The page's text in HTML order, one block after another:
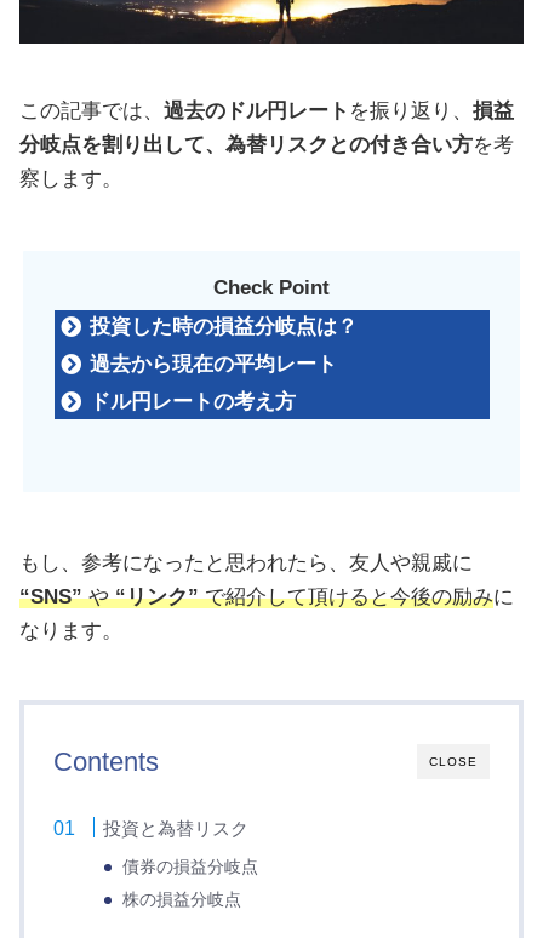
この記事では、 過去のドル円レート を振り返り、 損益
分岐点を割り出して、為替リスクとの付き合い方を考
察します。
Check Point
投資した時の損益分岐点は？
過去から現在の平均レート
ドル円レートの考え方
もし、参考になったと思われたら、友人や親戚に
“SNS”や“リンク”で紹介して頂けると今後の励みに
なります。
CLOSE
Contents
投資と為替リスク
債券の損益分岐点
株の損益分岐点